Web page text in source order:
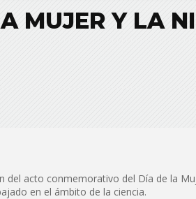
MUJER Y LA
del acto conmemorativo del Día de la
en el ámbito de la ciencia.